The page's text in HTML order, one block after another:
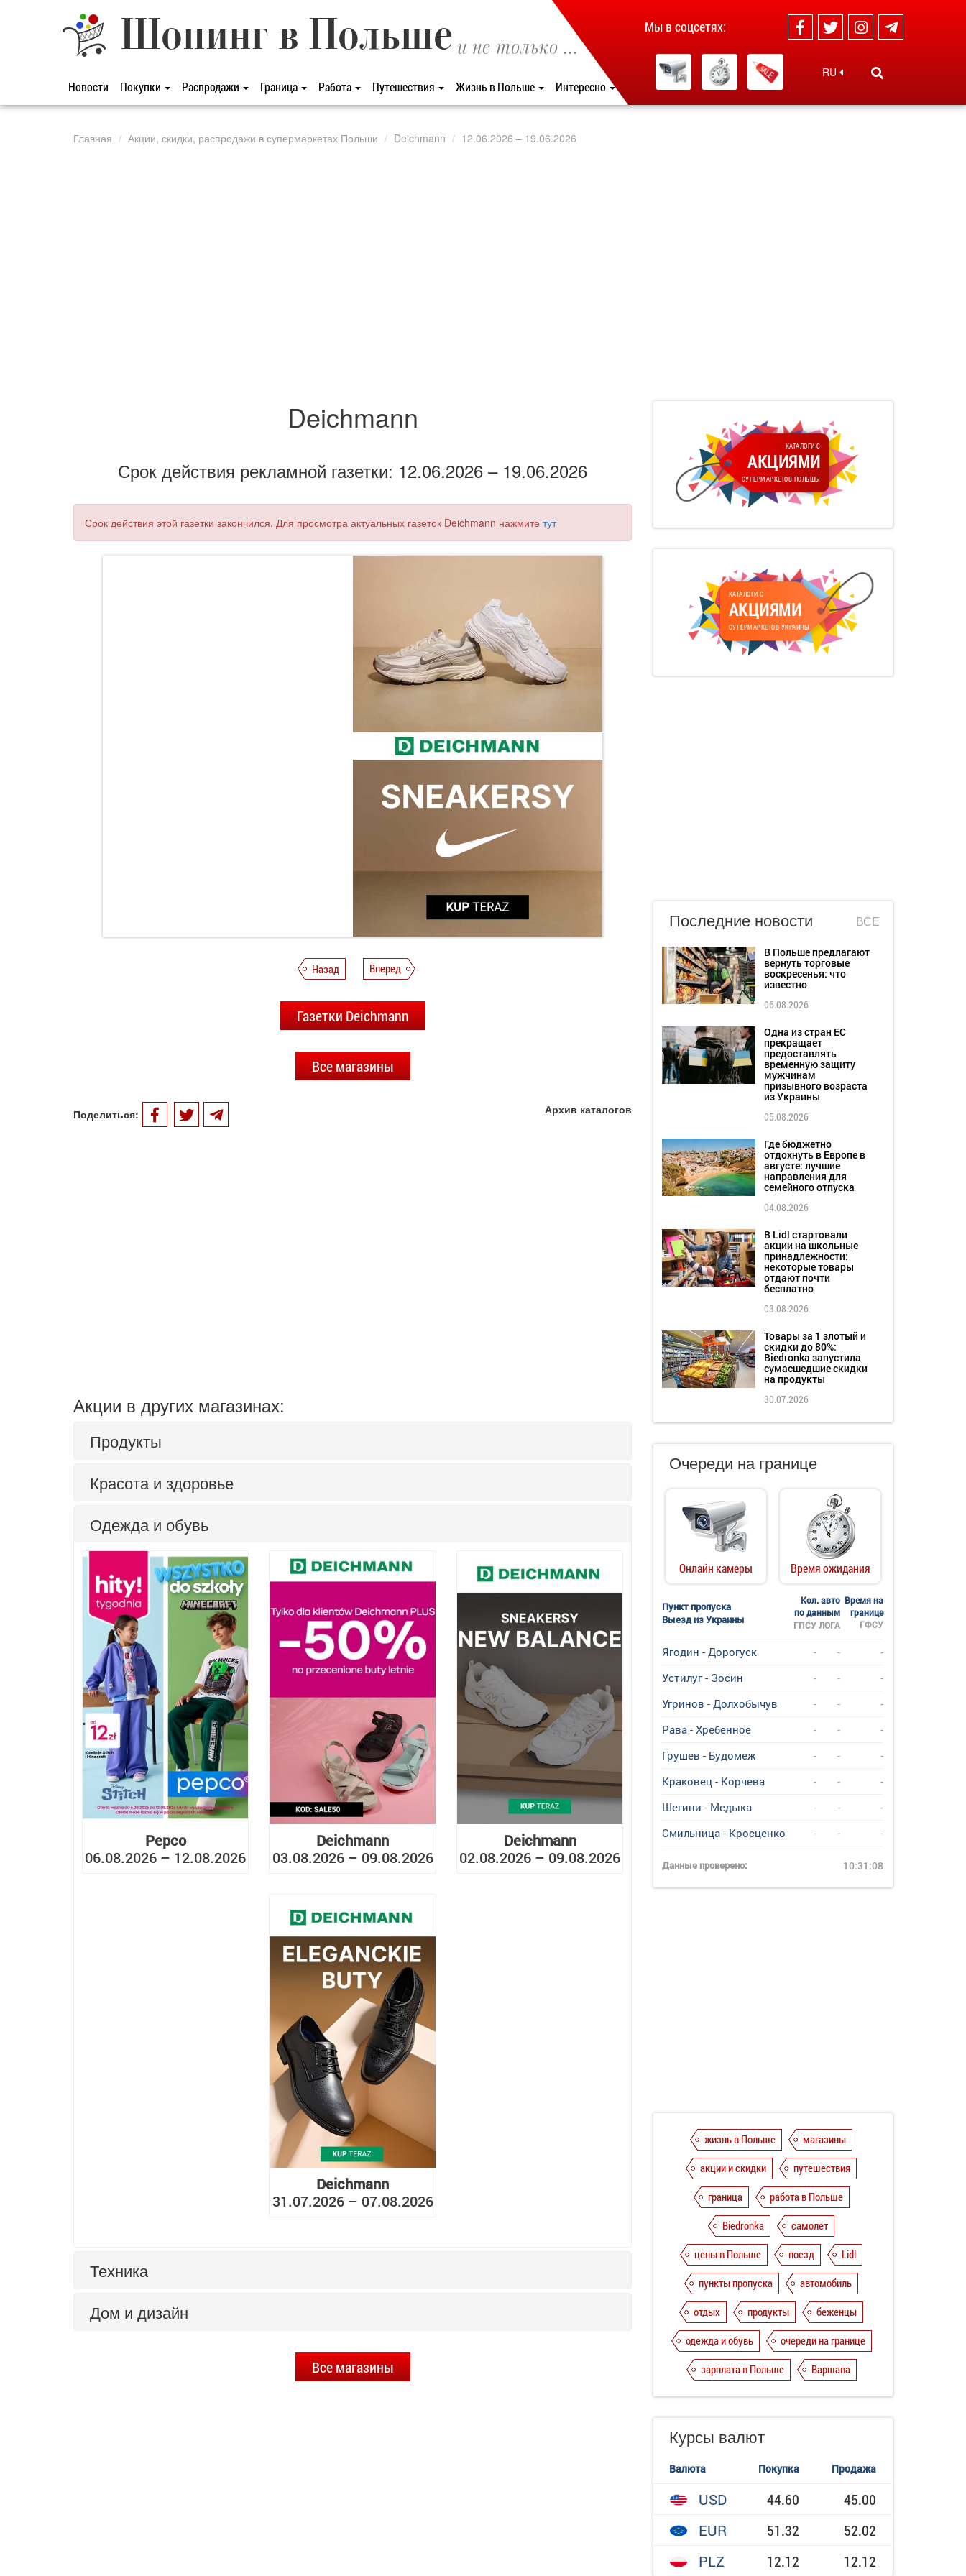
Шопинг в Польше и не только ...
Новости Покупки Распродажи Граница Работа Путешествия Жизнь в Польше Интересно
Мы в соцсетях:
RU
Главная Акции, скидки, распродажи в супермаркетах Польши Deichmann 12.06.2026 – 19.06.2026
Deichmann
Срок действия рекламной газетки: 12.06.2026 – 19.06.2026
Срок действия этой газетки закончился. Для просмотра актуальных газеток Deichmann нажмите тут
Назад Вперед
Газетки Deichmann
Все магазины
Поделиться: Архив каталогов
Акции в других магазинах:
Продукты
Красота и здоровье
Одежда и обувь
Pepco
06.08.2026 – 12.08.2026
Deichmann
03.08.2026 – 09.08.2026
Deichmann
02.08.2026 – 09.08.2026
Deichmann
31.07.2026 – 07.08.2026
Техника
Дом и дизайн
Все магазины
КАТАЛОГИ С
АКЦИЯМИ
СУПЕРМАРКЕТОВ ПОЛЬШЫ
КАТАЛОГИ С
АКЦИЯМИ
СУПЕРМАРКЕТОВ УКРАИНЫ
Последние новости ВСЕ
В Польше предлагают
вернуть торговые
воскресенья: что
известно
06.08.2026
Одна из стран ЕС
прекращает
предоставлять
временную защиту
мужчинам
призывного возраста
из Украины
05.08.2026
Где бюджетно
отдохнуть в Европе в
августе: лучшие
направления для
семейного отпуска
04.08.2026
В Lidl стартовали
акции на школьные
принадлежности:
некоторые товары
отдают почти
бесплатно
03.08.2026
Товары за 1 злотый и
скидки до 80%:
Biedronka запустила
сумасшедшие скидки
на продукты
30.07.2026
Очереди на границе
Онлайн камеры Время ожидания
Пункт пропуска
Выезд из Украины
Кол. авто
по данным
Время на
границе
ГФСУ
ГПСУ ЛОГА
Ягодин - Дорогуск - -
-
Устилуг - Зосин
- -
-
Угринов - Долхобычув
- -
-
Рава - Хребенное
- -
-
Грушев - Будомеж
- -
-
Краковец - Корчева
- -
-
Шегини - Медыка
- -
-
Смильница - Кросценко
- - -
Данные проверено: 10:31:08
жизнь в Польше
магазины
акции и скидки
путешествия
граница
работа в Польше
Biedronka
самолет
цены в Польше
поезд
Lidl
пункты пропуска
автомобиль
отдых
продукты
беженцы
одежда и обувь
очереди на границе
зарплата в Польше
Варшава
Курсы валют
Валюта Покупка Продажа
USD 44.60
45.00
EUR
51.32
52.02
PLZ
12.12 12.12